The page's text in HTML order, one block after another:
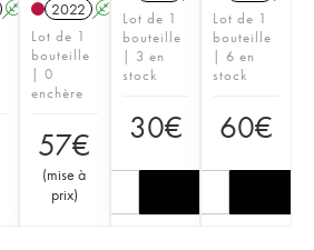
A K 2022 A K
Lot de 1
bouteille
| 0
enchère
57€
(mise à
prix)
Lot de 1
bouteille
| 3 en
stock
30€
Lot de 1
bouteille
| 6 en
stock
60€